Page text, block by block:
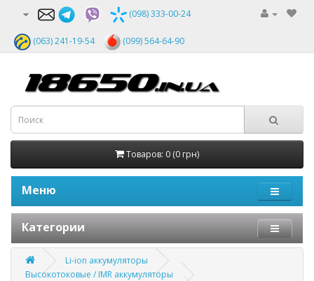
(098) 333-00-24
(063) 241-19-54 (099) 564-64-90
Товаров: 0 (0 грн)
Меню
Категории
Li-ion аккумуляторы
Высокотоковые / IMR аккумуляторы